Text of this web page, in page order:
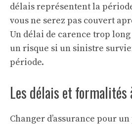
délais représentent la
vous ne serez pas couvert
Un délai de carence trop
un risque si un sinistre
période.
Les délais et formalités
Changer d’assurance pour